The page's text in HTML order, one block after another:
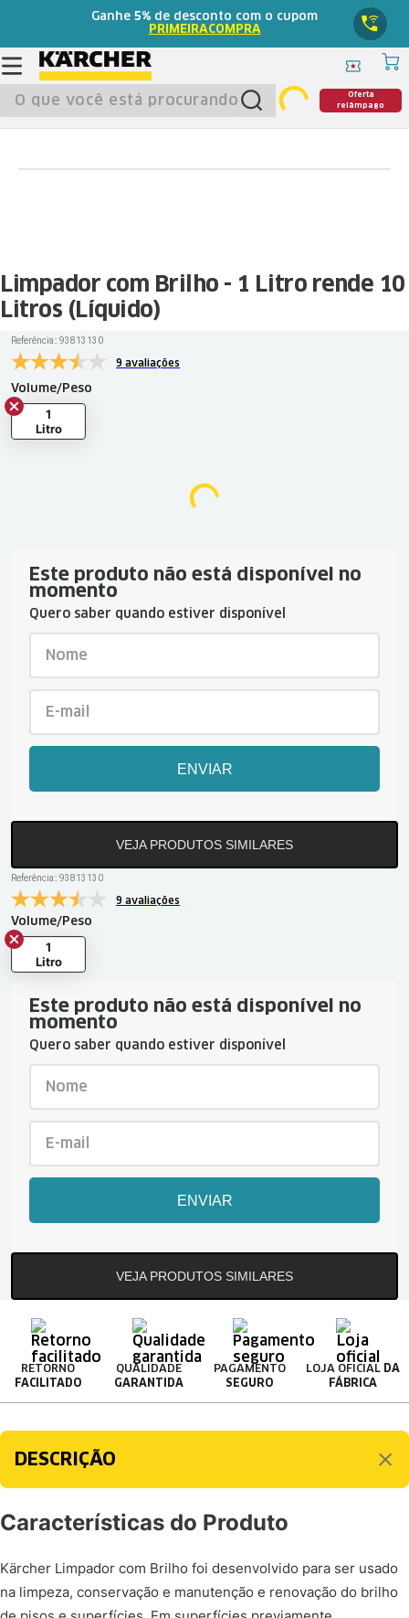
Ganhe 5% de desconto com o cupom
PRIMEIRACOMPRA
O que você está procurando?
Oferta
relâmpago
Limpador com Brilho - 1 Litro rende 10
Litros (Líquido)
Referência::93813130
9 avaliações
Volume/Peso
1
Litro
Este produto não está disponível no
momento
Quero saber quando estiver disponível
ENVIAR
VEJA PRODUTOS SIMILARES
Referência::93813130
9 avaliações
Volume/Peso
1
Litro
Este produto não está disponível no
momento
Quero saber quando estiver disponível
ENVIAR
VEJA PRODUTOS SIMILARES
RETORNO
FACILITADO
QUALIDADE
GARANTIDA
PAGAMENTO
SEGURO
LOJA OFICIAL DA
FÁBRICA
DESCRIÇÃO
Características do Produto
Kärcher Limpador com Brilho foi desenvolvido para ser usado
na limpeza, conservação e manutenção e renovação do brilho